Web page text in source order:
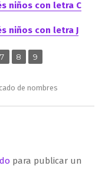
niños con letra C
niños con letra J
,
Página
7 ,
Página
8 ,
Página
9
de nombres
para publicar un